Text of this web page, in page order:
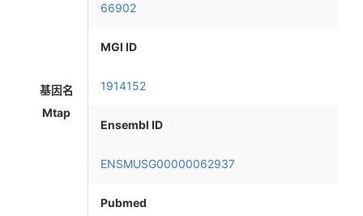
基因名
Mtap
66902
MGI ID
1914152
Ensembl ID
ENSMUSG00000062937
Pubmed